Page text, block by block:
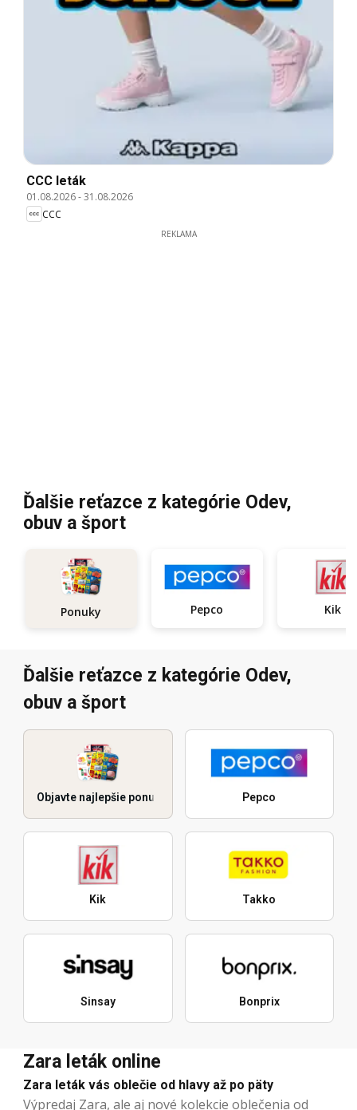
CCC leták
01.08.2026-31.08.2026
CCC
REKLAMA
Ďalšie reťazce z kategórie Odev,
obuv a šport
Ponuky Pepco Kik
Ďalšie reťazce z kategórie Odev,
obuv a šport
Objavte najlepšie ponuky Pepco
Kik Takko
Sinsay Bonprix
Zara leták online
Zara leták vás oblečie od hlavy až po päty
Výpredaj Zara, ale aj nové kolekcie oblečenia od